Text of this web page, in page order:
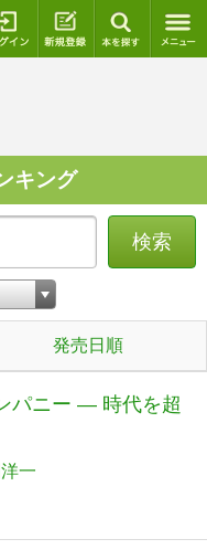
ログイン 新規登録
キング
検索
発売日順
パニー ― 時代を超
一